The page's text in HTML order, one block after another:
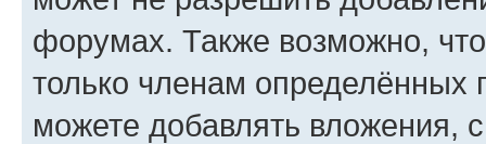
форумах. Также возможно,
только членам определённых
можете добавлять вложения,